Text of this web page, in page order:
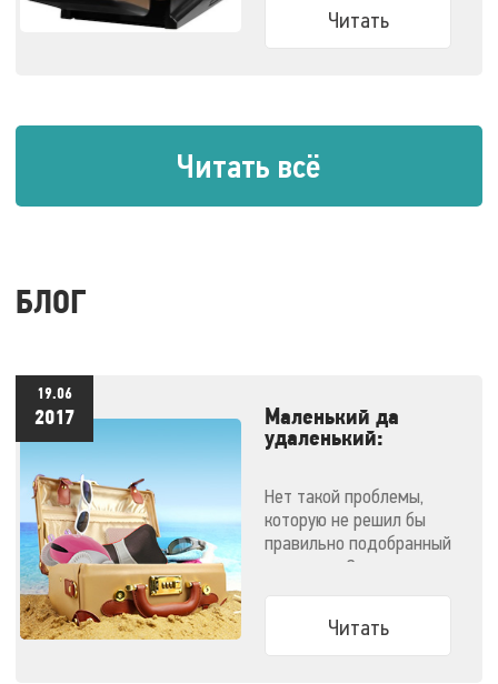
Читать
Читать всё
БЛОГ
19.06
2017
Маленький да
удаленький:
отпуске
Нет такой проблемы,
которую не решил бы
правильно подобранный
массажер. Эти
ручную кладь и не
дадут испортить
Читать